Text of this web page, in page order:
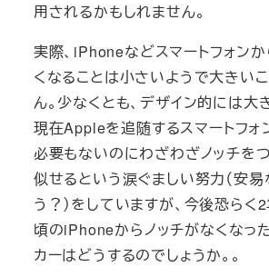
用されるかもしれません。
実際、iPhoneなどスマートフォンか
くなることは小さいようで大きい
ん。少なくとも、デザイン的には大
現在Appleを追随するスマートフォ
必要もないのにわざわざノッチを
似せるという涙ぐましい努力（安易
う？）をしていますが、今後恐ら
頃のiPhoneからノッチがなくなっ
カーはどうするのでしょうか。。